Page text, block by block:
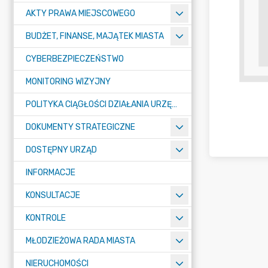
AKTY PRAWA MIEJSCOWEGO
BUDŻET, FINANSE, MAJĄTEK MIASTA
CYBERBEZPIECZEŃSTWO
MONITORING WIZYJNY
POLITYKA CIĄGŁOŚCI DZIAŁANIA URZĘDU MIASTA ŻORY
DOKUMENTY STRATEGICZNE
DOSTĘPNY URZĄD
INFORMACJE
KONSULTACJE
KONTROLE
MŁODZIEŻOWA RADA MIASTA
NIERUCHOMOŚCI